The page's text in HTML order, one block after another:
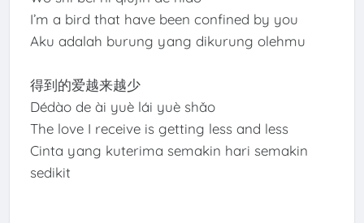
I’m a bird that have been confined by you
Aku adalah burung yang dikurung olehmu
得到的爱越来越少
Dédào de ài yuè lái yuè shǎo
The love I receive is getting less and less
Cinta yang kuterima semakin hari semakin
sedikit